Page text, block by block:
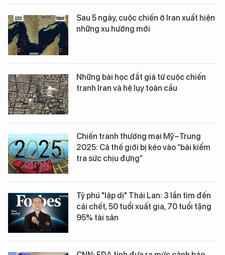
Sau 5 ngày, cuộc chiến ở Iran xuất hiện
những xu hướng mới
Những bài học đắt giá từ cuộc chiến
tranh Iran và hệ lụy toàn cầu
Chiến tranh thương mại Mỹ–Trung
2025: Cả thế giới bị kéo vào “bài kiểm
tra sức chịu đựng”
Tỷ phú "lập dị" Thái Lan: 3 lần tìm đến
cái chết, 50 tuổi xuất gia, 70 tuổi tặng
95% tài sản